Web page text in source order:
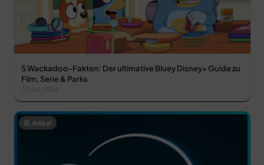
5 Wackadoo-Fakten: Der ultimative Bluey Disney+ Guide zu
Film, Serie & Parks
Artikel